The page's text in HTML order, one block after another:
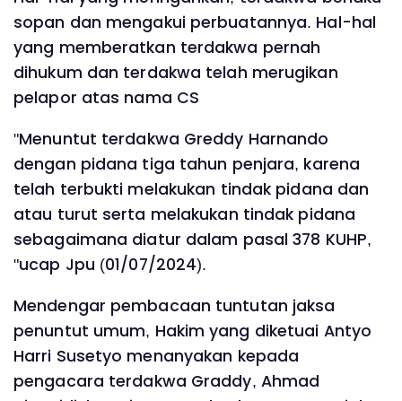
sopan dan mengakui perbuatannya. Hal-hal
yang memberatkan terdakwa pernah
dihukum dan terdakwa telah merugikan
pelapor atas nama CS
"Menuntut terdakwa Greddy Harnando
dengan pidana tiga tahun penjara, karena
telah terbukti melakukan tindak pidana dan
atau turut serta melakukan tindak pidana
sebagaimana diatur dalam pasal 378 KUHP,
"ucap Jpu (01/07/2024).
Mendengar pembacaan tuntutan jaksa
penuntut umum, Hakim yang diketuai Antyo
Harri Susetyo menanyakan kepada
pengacara terdakwa Graddy, Ahmad